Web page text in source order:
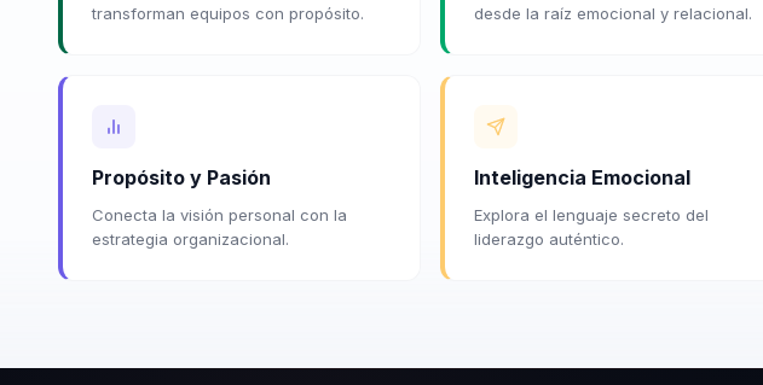
transforman equipos con propósito.
desde la raíz emocional y relacional.
Propósito y Pasión
Conecta la visión personal con la
estrategia organizacional.
Inteligencia Emocional
Explora el lenguaje secreto del
liderazgo auténtico.